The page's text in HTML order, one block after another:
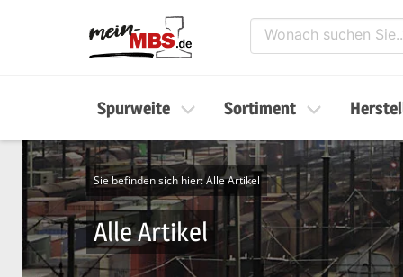
Spurweite Sortiment
Sie befinden sich hier:Alle Artikel
Alle Artikel